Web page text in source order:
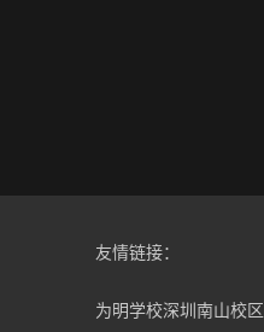
友情链接：
为明学校深圳南山校区